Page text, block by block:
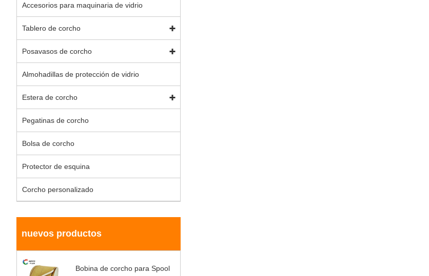
Accesorios para maquinaria de vidrio
Tablero de corcho
Posavasos de corcho
Almohadillas de protección de vidrio
Estera de corcho
Pegatinas de corcho
Bolsa de corcho
Protector de esquina
Corcho personalizado
nuevos productos
Bobina de corcho para Spool